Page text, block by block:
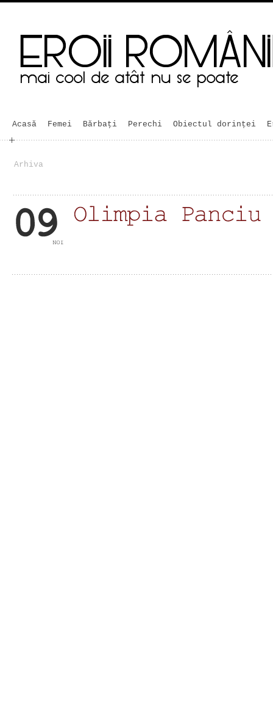
Acasă Femei Bărbaţi Perechi Obiectul dorinței
Arhiva